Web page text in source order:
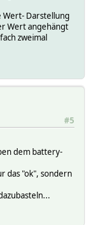
Wert- Darstellung
Wert angehängt
zweimal
#5
dem battery-
das "ok", sondern